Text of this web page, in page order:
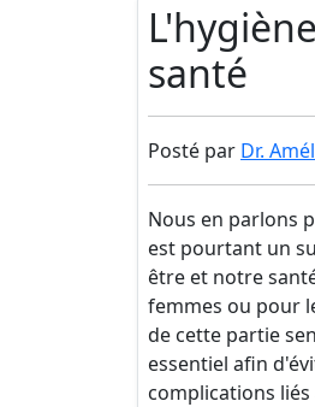
santé
Posté par Dr.
Nous en parlons
est pourtant un
être et notre
femmes ou pour
de cette partie
essentiel afin
complications